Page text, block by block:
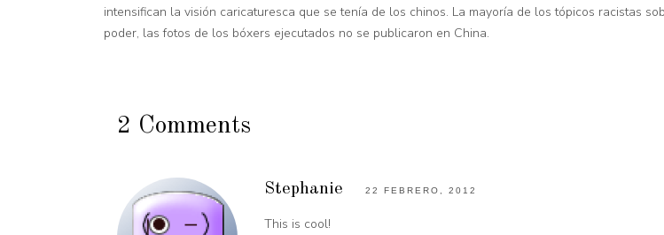
intensifican la visión caricaturesca que se tenía de los chinos. La mayoría de los tópicos racistas
poder, las fotos de los bóxers ejecutados no se publicaron en China.
2 Comments
Stephanie 22 FEBRERO, 2012
This is cool!